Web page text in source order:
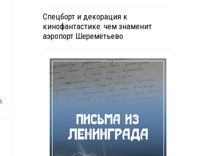
Спецборт и декорация к
кинофантастике: чем знаменит
аэропорт Шереметьево